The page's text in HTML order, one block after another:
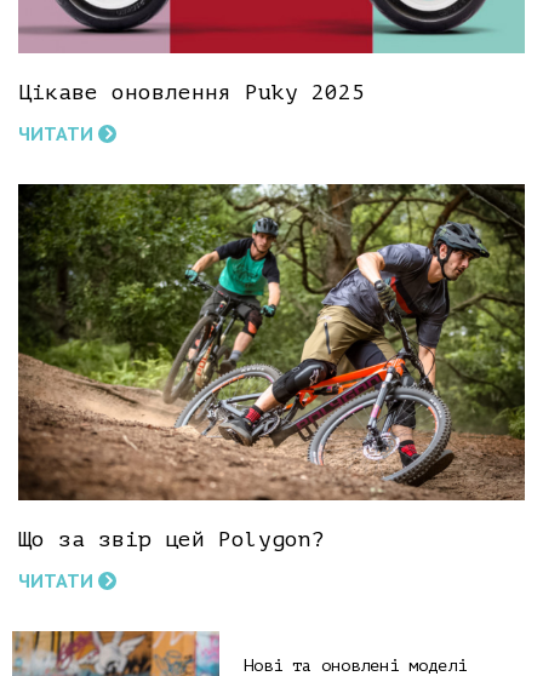
Цікаве оновлення Puky 2025
ЧИТАТИ
Що за звір цей Polygon?
ЧИТАТИ
Нові та оновлені моделі